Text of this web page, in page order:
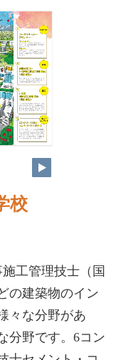
校
工管理技士（国
の建築物のイン
々な分野があ
分野です。6コン